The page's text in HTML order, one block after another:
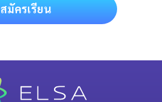
สมัครเรียน